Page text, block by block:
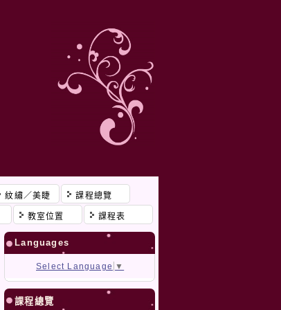
紋繡／美睫 課程總覽
教室位置 課程表
Languages
Select Language ▼
課程總覽